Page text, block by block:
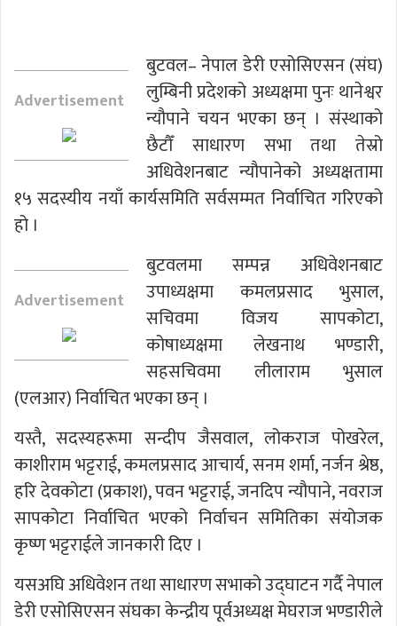
Advertisement
बुटवल– नेपाल डेरी एसोसिएसन (संघ)
लुम्बिनी प्रदेशको अध्यक्षमा पुनः थानेश्वर
न्यौपाने चयन भएका छन् । संस्थाको
छैटौँ साधारण सभा तथा तेस्रो
अधिवेशनबाट न्यौपानेको अध्यक्षतामा
१५ सदस्यीय नयाँ कार्यसमिति सर्वसम्मत निर्वाचित गरिएको
हो ।
Advertisement
बुटवलमा सम्पन्न अधिवेशनबाट
उपाध्यक्षमा कमलप्रसाद भुसाल,
सचिवमा विजय सापकोटा,
कोषाध्यक्षमा लेखनाथ भण्डारी,
सहसचिवमा लीलाराम भुसाल
(एलआर) निर्वाचित भएका छन् ।
यस्तै, सदस्यहरूमा सन्दीप जैसवाल, लोकराज पोखरेल,
काशीराम भट्टराई, कमलप्रसाद आचार्य, सनम शर्मा, नर्जन श्रेष्ठ,
हरि देवकोटा (प्रकाश), पवन भट्टराई, जनदिप न्यौपाने, नवराज
सापकोटा निर्वाचित भएको निर्वाचन समितिका संयोजक
कृष्ण भट्टराईले जानकारी दिए ।
यसअघि अधिवेशन तथा साधारण सभाको उद्घाटन गर्दै नेपाल
डेरी एसोसिएसन संघका केन्द्रीय पूर्वअध्यक्ष मेघराज भण्डारीले